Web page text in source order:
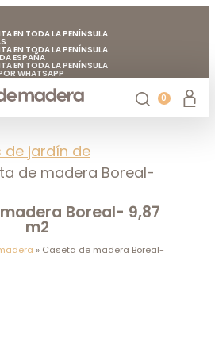
EN TODA LA PENÍNSULA
EN TODA LA PENÍNSULA
ESPAÑA
EN TODA LA PENÍNSULA
WHATSAPP
DE CALIDAD
EN TODA LA PENÍNSULA
0
de jardín de
de madera Boreal-
Boreal- 9,87
m2
» Caseta de madera Boreal-